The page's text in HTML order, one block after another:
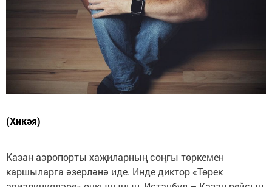
(Хикәя)
Казан аэропорты хаҗиларның соңгы төркемен каршыларга әзерләнә иде. Инде диктор «Төрек авиалинияләре» очкычының, Истанбул – Казан рейсын төгәлләп, ярты сәгатьтән төшеп утырачагын игълан итте. Шул чакта кайтучы пассажирларны кабул итәчәк терминал каршына килеп туктаган таксидан ашыгып бер ир төште. Чәчләре кыска итеп алынган башына ак челтәр түбәтәй кигән, сакалы чаларган бу ир чамасыз дулкынлана һәм ашыга иде. Каршы алучылар төркеменә килеп кушылгач та ул никтер тынычлана, бер урында тик кенә тора алмады. Әллә инде һава аланына килгән кешеләр арасында аның якын бер танышы булырга тиешме, әллә гадәте шундыймы: тынгысыз күзләр бер йөздән икенчесенә сикереп, һәр чалымны кызу гына тикшереп уздылар. Танышлар очрамады шикелле. Ир, уң кулын йөрәге өстенә куеп, үзен тынычландырырга тырышты. Иреннәре нидер пышылдады. Карап торышка түбәтәй астындагы башта барысы да тәртиптә түгел микән әллә дигән фикер дә туарга ихтимал иде. Әмма халык төркеме алай кеше тикшереп мәшәкатьләнмәде. Һәркем үзенең якынын көтә, барысы да аз гына дулкынланган. Мондый чакта кемнең кемдә эше булсын? Узгынчы йөзләр, бу гомернең кыска бер мизгелендә чалынып кына китә торган карашлар беркемне дә кызыксындырмый. Әнә инде мөсафирларның паспорт контроле уза башлавы мәгълүм булды. Әнә хаҗдан кайтучыларның тулы тикшерүне үтеп, юл сумкасын тәгәрмәчләре өстенә утыртып тартып чыгып килүче беренче төркеме күренде. Тынгысыз ир алга ук чыгып баскан, алай гына да түгел, күкрәге белән килүчеләргә таба атлыккан иде. Кинәт кенә ул үзенең көткәнен күреп алды шикелле. Ап-ак түгәрәк йөзен генә ачык калдырып яулык бөркәнгән егерме яшьләр тирәсендәге кызга омтылып: «Сәрбиназ!!!» – дип йөрәк түреннән үк чыккан тавыш белән кычкырып җибәрде. Кыз исә үзенә турылап килүче чал ирне күреп, сискәнеп артка чикте – ул Сәрбиназ түгел иде… 1995 елның җәендә Ташлыярда үлем күп булды. Әҗәл үзенә генә билгеле сәбәп белән әле бер ирне тотып ала, әле икенчесе яман чирдән тернәкләнә алмый иде. Илле яшьне яңа гына узган ирләр байтак кырылгач, чират хатын-кызга да җитте: кырык тугыз яшьлек Галия, инсульт тотып, атна-ун көннәр тирәсе генә ятты да җир куенына кереп урнашты. Әнисенең җеназасын озатканда, Сәрбиназ үксеп-үксеп елады да соң! Үлем үкенечсез булмый, дисәләр дә, Галиянең кинәт кенә мәңгелеккә күчүе икеләтә-өчләтә авыр булды. Әле унбиш көн элек кенә гомер буе ашлама катыш тузан сулап кырда эшләгән тракторчы Фатихны – Сәрбиназның әтисен җирләделәр. Фатихның үлемен хатыны авыр кичерде. Әллә шул ярамадымы, бала табу йортына барудан башка хастаханә күрмәгән Галия сулып китте һәм тиз өзелде. Йортның болай да мәшәкатьле чагы – туйга әзерләнгән вакытлар иде. Фатихның инде туйны көтеп ала алмаячагы мәгълүм булгач, никахны алга күчергәннәр, мулла чакыртып, әтидән фатиха сүзен әйттереп, яшьләрне кавыштырып куйганнар, әмма рәсми язылышу һәм туй мәҗлесе булмаган иде әле. Үләренә бер көнләп вакыт калгач, Фатих гаиләдәгеләрне сөендерде: аңсыз яткан җиреннән кинәт кенә торып утырды да берни дә булмагандай сөйләшә башлады. Уйнап-көлеп үткәннәрне искә алды, якыннары ул саташып урын өстендә яткан чагындагы хәлләрне әйтеп, үзара көлештеләр. Барысына да авыр чак артта калган шикелле, гаилә башы бүтән урынга егылмас төсле тоелды. Табибларның, үлем карары чыгарып, Фатихны өч ай элек хастаханәдән кайтарулары онытылып торды, күңелләр могҗиза буласына ихлас ышана башлады. Фатихның күрше өйдә яшәүче апасы Сәлимә генә эшне аңлады: әҗәлнең соңгы сулыш алдыннан бәхилләшү мөмкинлеген генә бирүе бу. Өйгә инде күптән мәет исе сеңгән, кергән-чыкканнар ул исне сизәләр иде. Яман чир үңәченнән тотып алган Фатих исә кичен, берни булмагандай, бер чынаяк чәй эчте, ярты сынык ипи ашады да дөньялыкта ашыйсы ризыгы шуның белән төгәлләнүен аңлатып сузылып ятты. Төн уртасында Сәрбиназ Сәлимә апасының тәрәзәсен какты. Хатын ул кичне йокламый ятты, тәрәзәдә Сәрбиназ шәүләсе күренүгә үк, энесенең сулышы өзелгәнен аңлады. Фатихның каберенә өелгән кызыл балчыклар тыгызланып та өлгермәде, янәшәдә хатыны Галиягә ләхет алдылар. Галия үлгәннән соң, авылның йөзьяшәр карчыгы Маясма әби, аптырап, гаиләсендәгеләргә эндәште: «Сез барыгыз да үлеп беткәч, мин ялгызым нишләрмен икән?» – диде. Сорау бик мәзәк яңгыраса да, карчыкны аңлап була иде: авылда гел урта яшьтәгеләр кырыла, аның улы белән килене – быел җир куенына күчкәннәрнең яшьтәшләре, әҗәл исә адәм баласына аңлашылмаган ниндидер сәбәп белән сугыштан соң туып җиргә басканнарны сайлый быел. Әби исә тәнгә таза, зиһенгә нык һәм чын күңелдән үлем үзен онытты дип уйлый башлаган иде инде. Әҗәл туктарга җыенмас кебек, һаман да шул илле-алтмыш яшьләр тирәсендәгеләрне алып китеп торыр төсле тоелды. Шундый чаклар булды: атнасына ике кабер казылды. Бары тик ноябрь урталарында, җиргә эремәслек итеп кар яткан көннәрдә генә кискен борылыш булды. Ноябрьнең ялкау таңы теләр-теләмәс кенә сызылырга җыенган бер сәгатьтә Ташлыярның күршесендәге Каенсарның мал табибы Хәйдәр атна буе сакалы кырылмаган йөзен ялт итеп чистартып кырды, хатыныннан якасы керләнмәгән чиста күлмәк сорап алды, пөхтә итеп киенде. Хатынының: «Гомер булмаганны болай көязләнеп кая җыендың әле?» – дигән соравына: «Ташлыярдан Газраилне алып менәм, җитәр инде, анда күп йөрде», – дип бер генә җөмлә әйтте дә, толыбын киеп, дарулы сумкасын иңенә асып чыгып китте. Кичке сәгать алтылар тирәсендә Хәйдәрнең инде суынып беткән гәүдәсен ике авыл арасындагы карлы юлдан табып алдылар. Адәм балалары, тәкъдирләрендә язылган сәгать җиткәч, дөнья белән бәхилләшүдән туктамадылар. Ташлыярда да, Каенсарда да шомлы ул елдан соң вакыт-вакыт каберләр өстенә кызыл балчыклар өелеп торды. Туксан бишенче ел исә хәтерләргә Маясма карчыкның курку катыш борчылып әйткән сүзләре, мал табибы Хәйдәрнең кырыс җөмләсе белән кереп калды. Дөнья куып тупасланган күңелләр әтисе белән әнисен озатканнан соң, Сәрбиназның кайгысын уртаклашкандай итеп, берничә тапкыр ашка җыелдылар да үз мәшәкатьләренә кереп чумдылар. Болын кадәр өйдә ялгыз калган кыз ваемы берәүдә дә юк, һәркем үз гаме белән яшәвен дәвам итте. Сәрбиназ исә ул көннәрдә сулышы саен ут йотты. Туй вәгъдәсе биргән Бәхтияр вахта белән Себергә эшкә киткән җиреннән кайтып күренмәде. Югыйсә инде загска гариза бирергә, туй көнен билгеләргә дә, хәсрәтләрне онытып, гаиләле тормышны башларга вакыт күптән җитте. Хәбәр көтеп зарыккан һәм ут йотып яшәгән Сәрбиназ берничә атнаны хәвефле сагышта үткәрде. Өметләр өзелде дигәндә генә, көннәрдән бер көнне Сәрбиназның капкасы төбенә Бәхтиярнең машинасы килеп туктады. Ап-ак «Волга»ны тәрәзәдән үк күреп, әллә каян танып алган иде: ашкынып тибә башлаган йөрәге җилкенгән хәлендә яшь хатын урамга атылды. Машина ишеге бик авыр ачылды. Сөенечтән күзләрен яшь элпәсе каплаган Сәрбиназ башта шәйләми һәм аңышмый торды – тимер аттан төшүче Бәхтияр түгел, аның әтисе Гафур – Сәрбиназга каената булырга тиешле Балтач ире иде. Каената киленнең эчке халәтен сүзсез дә аңлады. Башы аска иелде, хәсрәтле күзләрне яшь хатыннан яшерәсе килде, әмма барып ук чыкмады: хыянәтчел рәвештә бер тамчы яшь ирнең бите буйлап акрын гына агып төште. – Килен, – диде Гафур, тавышын бар көченә ягымлы итәргә тырышып, – Бәхтияр югалды бит әле безнең. Эшкә киткән җиреннән кайтмады. Ни әйтергә дә белми тынсыз калган хатынның агарган йөзенә карап өстәп куясы итте: – Инде эзләүгә дә бирдек. Эш урыныннан кайту юлына чыгып киткән икән дә үзе… Күренмәде. Сәрбиназ эчтә нәрсәнеңдер авырттырып өзелгәнен, башка шаулап кайнар кан менгәнен тойды. Гафурга берни дип тә эндәшә алмады. Йөрәк зур бәла булганын төшенде. Аякларның көче югалып, акрын гына җиргә чүкте. Каената ярдәм эзләп як-ягына каранды. Урам буш, тирә-юньдә беркем дә күренмәде. Медпункттагы кушеткада аңына килде ул. Күзләрен ачканда, өстенә иелгән авыл фельдшеры Миңсылуның кайгыртучан йөзен күрде. Фельдшер венадан укол энәсен тартып чыгарды да: «Я, кайттыңмы бу дөньяга?» – дип елмаеп җибәрде. Нәкъ шул минутта дөньяга киләчәк җан, үзе турында белдертеп, карында селкенеп куйды. Тормыш дәвам итте. Син хәсрәтләнә дип кенә вакыйгалар агышын туктатмадылар. Бәхтиярдән һаман да бер хәбәр дә ишетелмәде. Тәкъдир белән килешми булмый дип, Сәрбиназ иртән, әти-әнисеннән калган сыерын савып, көн дә мәктәпкә эшкә йөрде. Карындагы йөк кенә көннән-көн авырайды да, йөздәге элекке елмаю гына аны ташлап китте. Авылдашлар бәхетсез бу җанның бәласен төрлесе төрлечә кабул итте. Аңа теләктәшлек белдереп, кызганып караучы карашлар да җитәрлек булды. «Аласын алган да качкан моның егете», – дип арттан гайбәт сөйләүчеләр дә табылды. Кара фантазияләр эшкә җигелде. Имештер, Бәхтияр баеп киткән, Урал ягында кайсыдыр бер шәһәрдә эш йөртә, инде өйләнгән икән дип сүз таратучылар чыкты. Ул авызларны беркем дә тыймады. Уз хыялларына үзләре ышанучыларның гайбәте кар йомарламы сыман үсте. Шунысы яхшы иде: Сәрбиназ үз итен ашаучыларны ишетмәде. Бары тик бер тапкыр, ишеге ярымачык калган директор кабинеты яныннан үткәндә, хезмәттәше Гөлүсәнең ярсулы сүзләрен ишетеп шаккатырга туры килде аңа. Алдагы көнне генә директор Рәүф абыйсының өстәленә декрет ялына китү өчен кирәкле кәгазьләрне кертеп салган иде. Күрәсең, Сәрбиназ укыткан сәгатьләрне бүлә башлаганнар да директор Гөлүсәне чакырткан. – Әллә шул уйнаштан бала табучы хатынны бала тапканнан соң кабат эшкә чыгарырга җыенасыңмы, Рәүф абый? – дигән сүзләрне ап-ачык ишетеп, Сәрбиназның сыны катты, йөрәге туктап калгандай булды. Аллаһ белә: беркайчан зина кылганы булмады кызның. Никахтан соң бары тик бер кич Бәхтияр белән булып калдылар, шул кичнең истәлеген йөртә карынында. Күрәсең, Гөлүсә аның урынын тулысынча биләргә тели торгандыр. Мәктәптә хезмәт хаклары аз, сәгатьләр җитми иде. Сәрбиназ стенага куллары белән тотынып, көч-хәл белән кабинетына кереп ауды. Үзен кулга алырга кирәк икәнен аңлады ул, чөнки туачак бала өчен җаваплылык хисе барлыкка килгән – яшь кыз йөрәге ана йөрәгенә әверелеп бара иде. Һәрвакыт янда кайгыртучанлык күрсәткән булып йөргән Гөлүсәнең икейөзлелеге аны таң калдырды калдыруын. Ә бит дуслар иделәр, вузда бергә укыдылар, бер бүлмәдә яшәделәр… Соңыннан, гомернең еллары үткән саен, йөзләрдәге битлекнең тиз алышынуын тагын да кат-кат күрергә тур